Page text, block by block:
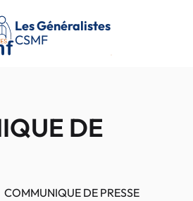
Les Généralistes
CSMF
DE
COMMUNIQUE DE PRESSE